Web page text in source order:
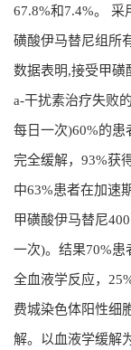
67.8%和7.4%。 采
磺酸伊马替尼组所
数据表明,接受甲磺
a-干扰素治疗失败
每日一次)60%的患
完全缓解，93%获
中63%患者在加速
甲磺酸伊马替尼
一次)。结果70%患
全血液学反应，
费城染色体阳性细
解。以血液学缓解